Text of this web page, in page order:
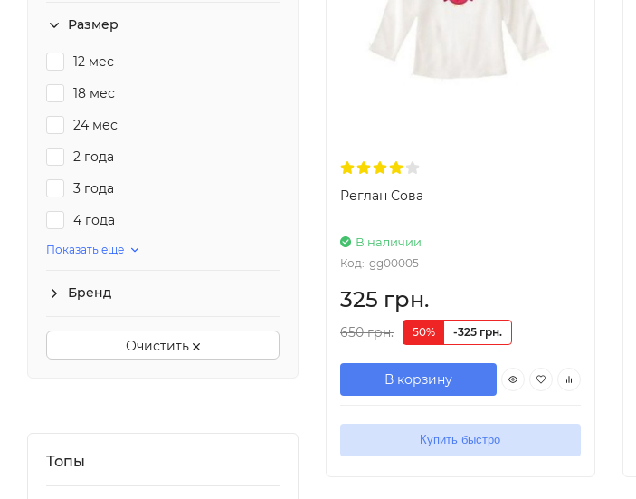
Размер
12 мес
18 мес
24 мес
2 года
3 года
4 года
Показать еще
Бренд
Очистить
Топы
Реглан Сова
В наличии
Код: gg00005
325 грн.
650 грн. 50% -325 грн.
В корзину
Купить быстро